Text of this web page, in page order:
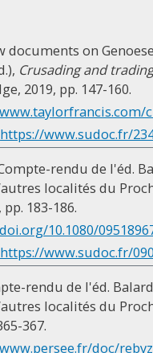
documents on
Crusading and
2019, pp. 147-160.
https://www.sudoc.fr/
rendu de l'éd.
localités du
pp. 183-186.
10.1080/
https://www.sudoc.fr/
rendu de l'éd.
localités du
367.
doc/